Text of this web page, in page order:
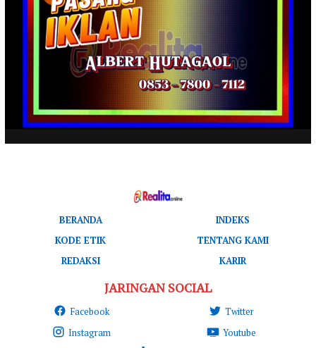
BERANDA
INDEKS
KODE ETIK
TENTANG KAMI
REDAKSI
KARIR
JARINGAN SOCIAL
Facebook
Twitter
Instagram
Youtube